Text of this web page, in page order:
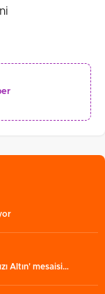
Altın' mesaisi…